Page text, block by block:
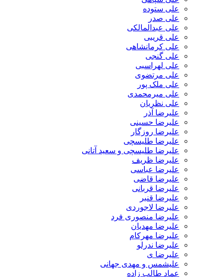
علی ستوده
علی صدر
علی عبدالمالکی
علی قریبی
علی کرمانشاهی
علی گنجی
علی لهراسبی
علی مرتضوی
علی ملک پور
علی میرمحمدی
علی نظریان
علیرضا آذر
علیرضا حسینی
علیرضا روزگار
علیرضا طلیسچی
علیرضا طلیسچی و سعید آتانی
علیرضا ظریف
علیرضا عباسی
علیرضا قاضی
علیرضا قربانی
علیرضا قنبر
علیرضا لاجوردی
علیرضا منصوری فرد
علیرضا مهدیان
علیرضا مهرکام
علیرضا ندرلو
علیرضا ی
علیشمس و مهدی جهانی
عماد طالب زاده